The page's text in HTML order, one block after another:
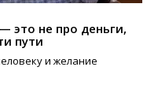
это не про деньги,
пути
и желание